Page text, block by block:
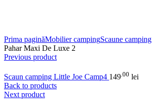
Prima paginăMobilier campingScaune camping
Pahar Maxi De Luxe 2
Previous product
Scaun camping Little Joe Camp4 149 .00 lei
Back to products
Next product